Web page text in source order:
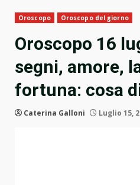
Oroscopo Oroscopo del giorno
Oroscopo 16
segni, amore,
fortuna: cosa
Caterina Galloni Luglio 15,